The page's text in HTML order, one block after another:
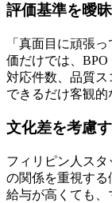
評価基準を曖
「真面目に頑張
価だけでは、BPO
対応件数、品質ス
できるだけ客観的
文化差を考慮
フィリピン人ス
の関係を重視する
給与が高くても、